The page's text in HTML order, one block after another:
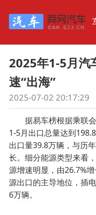
2025年1-5月汽
速“出海”
2025-07-02 20:17:29
据易车榜根据乘联会
1-5月出口总量达到
出口量39.8万辆，与历
长。细分能源类型来看
源增速明显，由26.7%
源出口的主导地位，插
6万辆。